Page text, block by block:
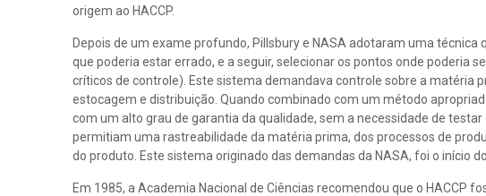
origem ao HACCP.
Depois de um exame profundo, Pillsbury e NASA adotaram uma
que poderia estar errado, e a seguir, selecionar os pontos onde poderia
críticos de controle). Este sistema demandava controle sobre a matéria
estocagem e distribuição. Quando combinado com um método
com um alto grau de garantia da qualidade, sem a necessidade de
permitiam uma rastreabilidade da matéria prima, dos processos de
do produto. Este sistema originado das demandas da NASA, foi o início
Em 1985, a Academia Nacional de Ciências recomendou que o HACCP